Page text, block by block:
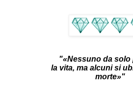
"«Nessuno da solo
la vita, ma alcuni si
morte»"